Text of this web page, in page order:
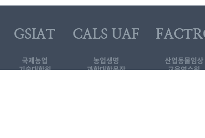
국제농업
기술대학원
농업생명
과학대학목장
산업동물임상
교육연수원